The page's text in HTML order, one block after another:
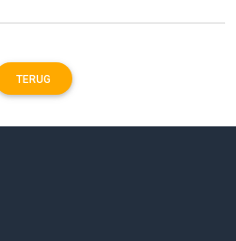
TERUG